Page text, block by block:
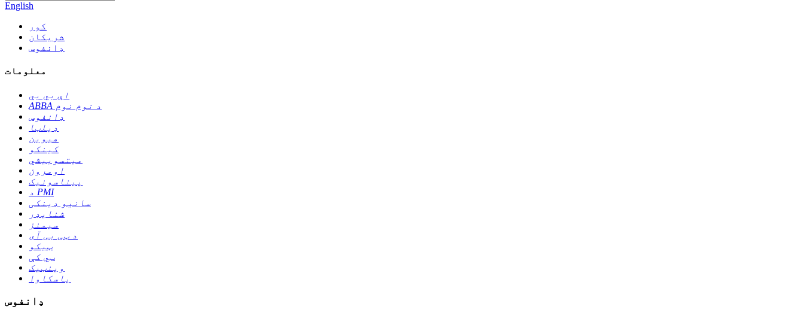
English
کور
شریکان
ډانفوس
معلومات
اې بي بي
ABBA د نوم نوم
ډانفوس
ډیلټا
هیوین
کینکو
میتسوبیشي
اومرون
پیناسونیک
د PMI
سانیو ډینکی
شنایډر
سیمنز
د ټی بی آی
ټیکو
ټي کې
وینټیک
یاسکاوا
ډانفوس